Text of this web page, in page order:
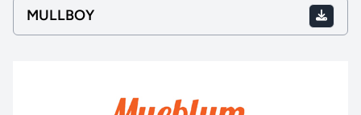
MULLBOY